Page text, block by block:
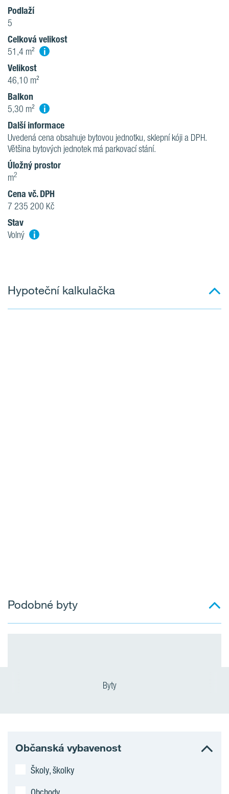
Podlaží
5
Celková velikost
51,4 m² i
Velikost
46,10 m²
Balkon
5,30 m² i
Další informace
Uvedená cena obsahuje bytovou jednotku, sklepní kóji a DPH.
Většina bytových jednotek má parkovací stání.
Úložný prostor
m2
Cena vč. DPH
7 235 200 Kč
Stav
Volný i
Hypoteční kalkulačka
Podobné byty
Byty
Občanská vybavenost
Školy, školky